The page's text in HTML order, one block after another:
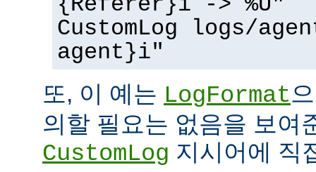
CustomLog logs/
agent}i"
또, 이 예는 LogFormat
의할 필요는 없음을 보여
CustomLog 지시어에 직